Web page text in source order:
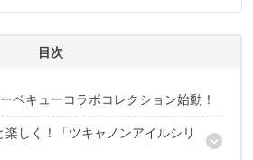
のプロフィール
目次
ベキューコラボコレクション始動！
しく！「ツキャノンアイルシリ